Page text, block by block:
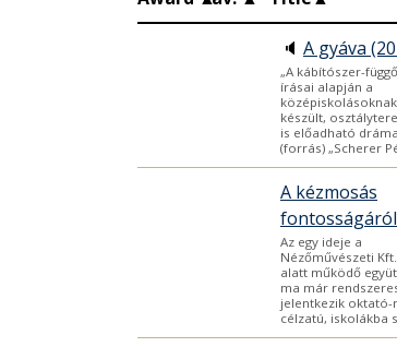
🔈 A gyáva
„A kábítószer-
írásai alapján a
középiskolásoknak
készült,
is előadható
(forrás) „Scherer
A kézmosás
fontosságáról
Az egy ideje a
Nézőművészeti
alatt működő
ma már
jelentkezik oktató-
célzatú, iskolákba